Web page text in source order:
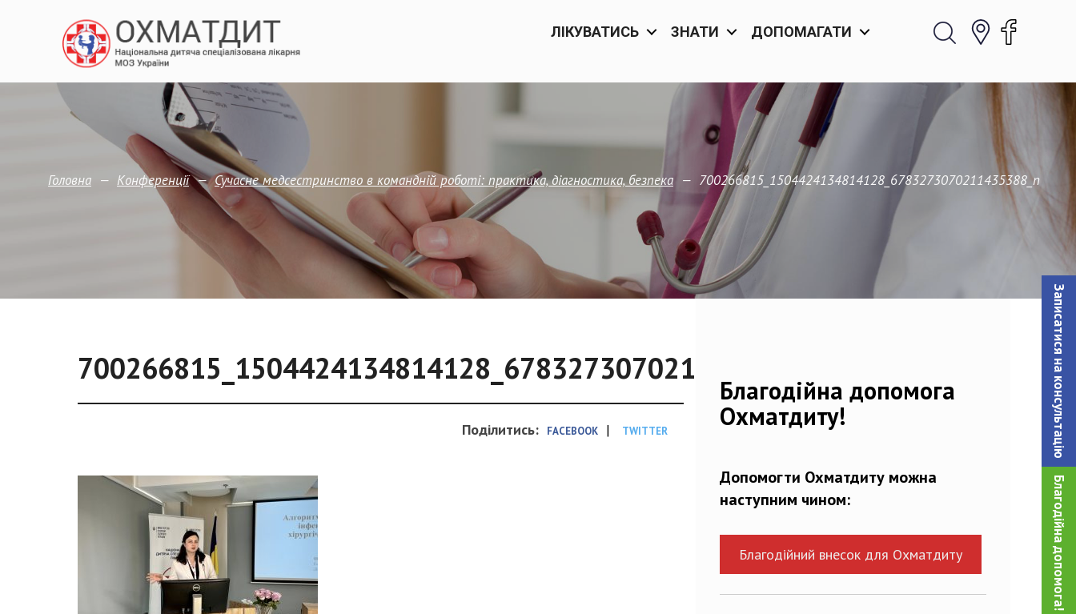
Записатися на консультацiю
Благодійна допомога!
ЛІКУВАТИСЬ ЗНАТИ ДОПОМАГАТИ
Головна — Конференції — Сучасне медсестринство в командній роботі: практика, діагностика, безпека — 700266815_1504424134814128_6783273070211435388_n
700266815_1504424134814128_6783273070211435388_n
Поділитись: FACEBOOK | TWITTER
Благодійна допомога
Охматдиту!
Допомогти Охматдиту можна
наступним чином:
Благодійний внесок для Охматдиту